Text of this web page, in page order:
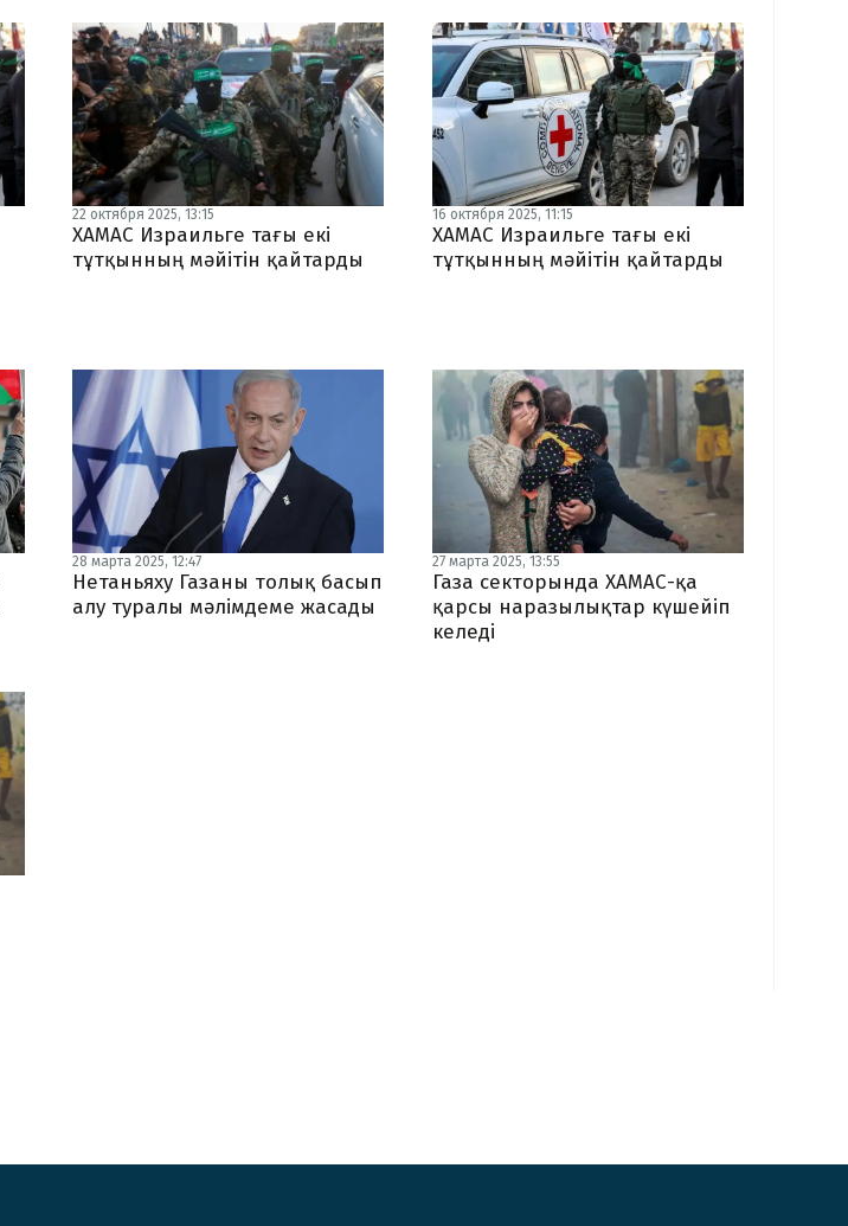
22 октября 2025, 13:15
ХАМАС Израильге тағы екі
тұтқынның мәйітін қайтарды
16 октября 2025, 11:15
ХАМАС Израильге тағы екі
тұтқынның мәйітін қайтарды
28 марта 2025, 12:47
Нетаньяху Газаны толық басып
алу туралы мәлімдеме жасады
27 марта 2025, 13:55
Газа секторында ХАМАС-қа
қарсы наразылықтар күшейіп
келеді